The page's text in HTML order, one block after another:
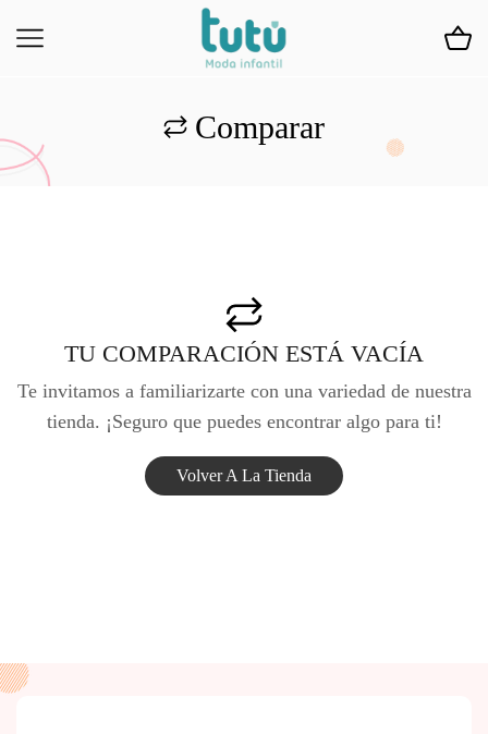
Comparar
TU COMPARACIÓN ESTÁ VACÍA
Te invitamos a familiarizarte con una variedad de nuestra
tienda. ¡Seguro que puedes encontrar algo para ti!
Volver A La Tienda